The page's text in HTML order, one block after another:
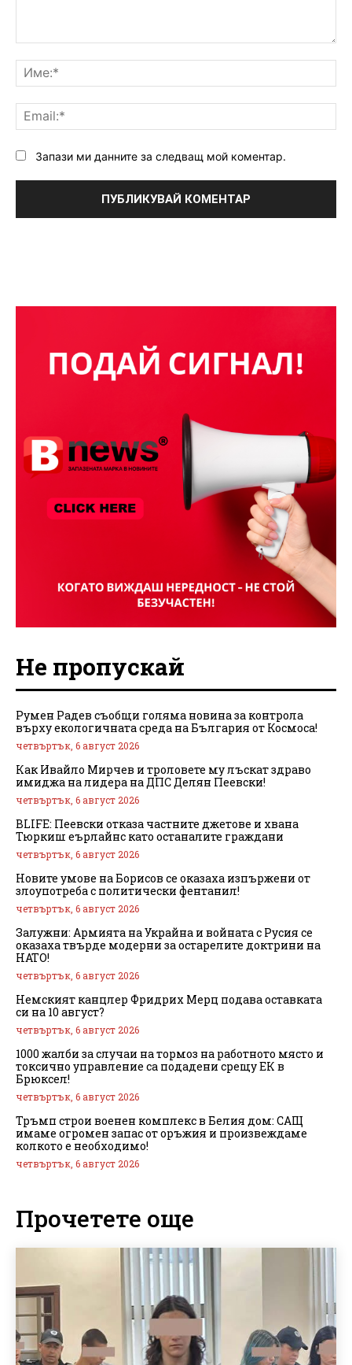
Запази ми данните за следващ мой коментар.
Не пропускай
Румен Радев съобщи голяма новина за контрола
върху екологичната среда на България от Космоса!
четвъртък, 6 август 2026
Как Ивайло Мирчев и троловете му лъскат здраво
имиджа на лидера на ДПС Делян Пеевски!
четвъртък, 6 август 2026
BLIFE: Пеевски отказа частните джетове и хвана
Тюркиш еърлайнс като останалите граждани
четвъртък, 6 август 2026
Новите умове на Борисов се оказаха изпържени от
злоупотреба с политически фентанил!
четвъртък, 6 август 2026
Залужни: Армията на Украйна и войната с Русия се
оказаха твърде модерни за остарелите доктрини на
НАТО!
четвъртък, 6 август 2026
Немският канцлер Фридрих Мерц подава оставката
си на 10 август?
четвъртък, 6 август 2026
1000 жалби за случаи на тормоз на работното място и
токсично управление са подадени срещу ЕК в
Брюксел!
четвъртък, 6 август 2026
Тръмп строи военен комплекс в Белия дом: САЩ
имаме огромен запас от оръжия и произвеждаме
колкото е необходимо!
четвъртък, 6 август 2026
Прочетете още